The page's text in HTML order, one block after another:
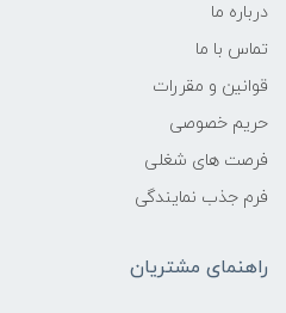
درباره ما
تماس با ما
قوانین و مقررات
حریم خصوصی
فرصت های شغلی
فرم جذب نمایندگی
راهنمای مشتریان